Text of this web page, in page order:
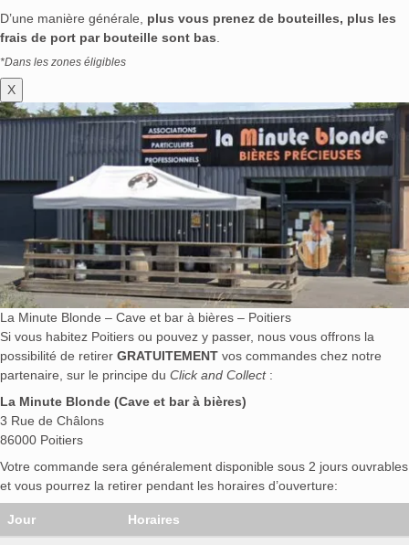
D’une manière générale, plus vous prenez de bouteilles, plus les
frais de port par bouteille sont bas
*Dans les zones éligibles
X
La Minute Blonde – Cave et bar à bières – Poitiers
Si vous habitez Poitiers ou pouvez y passer, nous vous offrons la
possibilité de retirer GRATUITEMENT vos commandes chez notre
partenaire, sur le principe du Click and Collect:
La Minute Blonde (Cave et bar à bières)
3 Rue de Châlons
86000 Poitiers
Votre commande sera généralement disponible sous 2 jours ouvrables
et vous pourrez la retirer pendant les horaires d’ouverture:
Jour Horaires